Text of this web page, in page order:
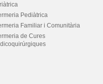
Pediàtrica
Familiar i Comunitària
de Cures